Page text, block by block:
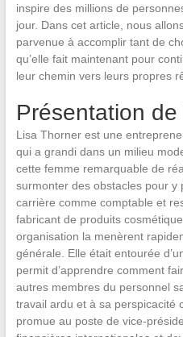
inspire des millions de
jour. Dans cet article, nous
parvenue à accomplir tant de
qu’elle fait maintenant pour
leur chemin vers leurs propres
Présentation
Lisa Thorner est une
qui a grandi dans un milieu
cette femme remarquable de
surmonter des obstacles pour y
carrière comme comptable et
fabricant de produits
organisation la menèrent
générale. Elle était entourée
permit d’apprendre comment
autres membres du personnel
travail ardu et à sa perspicacité
promue au poste de vice-